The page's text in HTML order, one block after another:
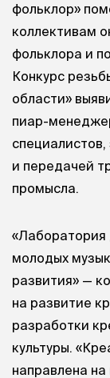
фольклор»
коллективам
фольклора и
Конкурс
области»
пиар-
и передачей
промысла.
«Лаборатория
молодых
развития» —
на развитие
разработки
культуры.
направлена